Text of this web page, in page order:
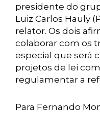
presidente do
Luiz Carlos Hauly
relator. Os dois
colaborar com os
especial que será
projetos de lei
regulamentar a
Para Fernando